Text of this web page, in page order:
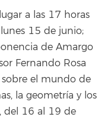
a las 17 horas
15 de junio;
de Amargo
Fernando Rosa
sobre el mundo de
la geometría y los
del 16 al 19 de